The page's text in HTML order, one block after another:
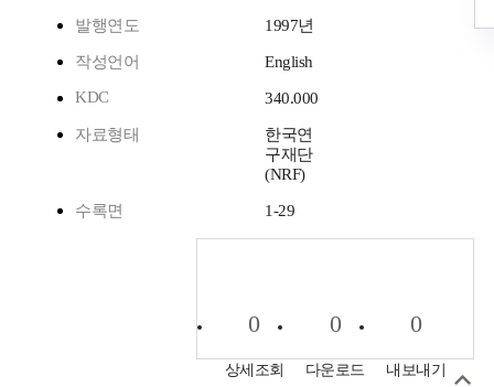
발행연도 1997년
작성언어
English
KDC
340.000
자료형태
한국연
구재단
(NRF)
수록면 1-29
0
상세조회
0
다운로드
0
내보내기